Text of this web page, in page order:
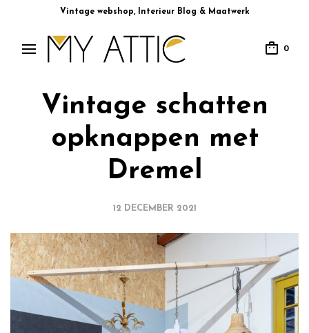
Vintage webshop, Interieur Blog & Maatwerk
0
Vintage schatten
opknappen met
Dremel
12 DECEMBER 2021